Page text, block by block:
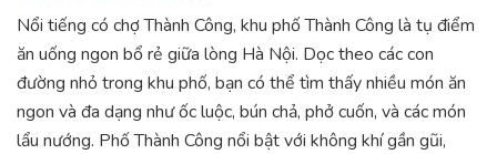
Nổi tiếng có chợ Thành Công, khu phố Thành Công là tụ điểm
ăn uống ngon bổ rẻ giữa lòng Hà Nội. Dọc theo các con
đường nhỏ trong khu phố, bạn có thể tìm thấy nhiều món ăn
ngon và đa dạng như ốc luộc, bún chả, phở cuốn, và các món
lẩu nướng. Phố Thành Công nổi bật với không khí gần gũi,